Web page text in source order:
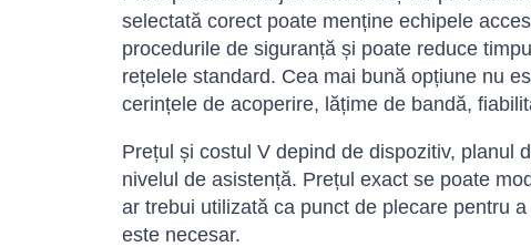
selectată corect poate menține echipele
procedurile de siguranță și poate reduce
rețelele standard. Cea mai bună opțiune nu
cerințele de acoperire, lățime de bandă,
Prețul și costul V depind de dispozitiv, planul
nivelul de asistență. Prețul exact se poate
ar trebui utilizată ca punct de plecare pentru
este necesar.